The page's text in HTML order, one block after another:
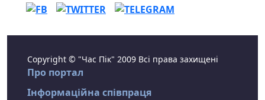
Copyright © "Час Пік" 2009 Всі права захищені
Про портал
Інформаційна співпраця